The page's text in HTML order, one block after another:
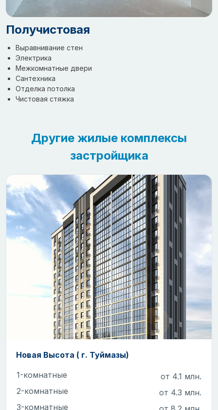
Получистовая
Выравнивание стен
Электрика
Межкомнатные двери
Сантехника
Отделка потолка
Чистовая стяжка
Другие жилые комплексы
застройщика
Новая Высота ( г. Туймазы)
1-комнатные
от 4.1 млн.
2-комнатные
от 4.3 млн.
3-комнатные